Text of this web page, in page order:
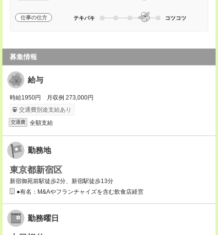
仕事の仕方 テキパキ コツコツ
募集情報
給与
時給1950円 月収例 273,000円
交通費別途支給あり
交通費 全額支給
勤務地
東京都新宿区
新宿御苑前駅徒歩2分、新宿駅徒歩13分
●有名：M&Aやフランチャイズを含む飲食店経営
勤務曜日